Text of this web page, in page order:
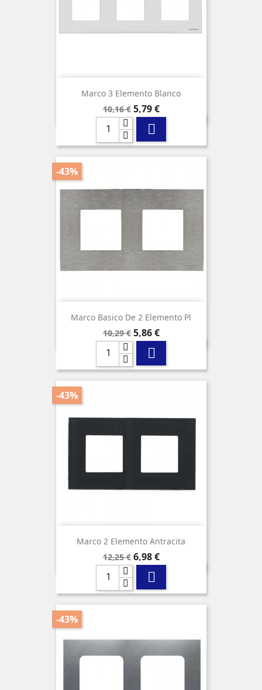
Marco 3 Elemento Blanco
Precio
base
10,16 € Precio
5,79 €

Marco Basico De 2 Elemento Pl
Precio
base
10,29 €
-43%
Precio
5,86 €

Marco 2 Elemento Antracita
Precio
base
12,25 €
-43%
Precio
6,98 €

-43%